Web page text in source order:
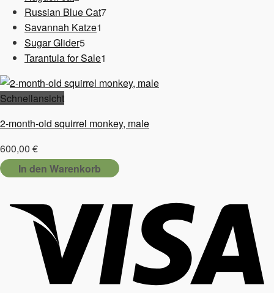
Produkte
Russian Blue Cat77
Savannah Katze1
Sugar Glider55
Produkte
Tarantula for Sale1
Schnellansicht
2-month-old squirrel monkey, male
600,00 €
In den Warenkorb